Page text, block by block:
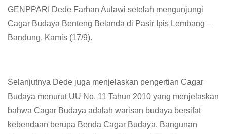
GENPPARI Dede Farhan Aulawi setelah mengunjungi
Cagar Budaya Benteng Belanda di Pasir Ipis Lembang –
Bandung, Kamis (17/9).
Selanjutnya Dede juga menjelaskan pengertian Cagar
Budaya menurut UU No. 11 Tahun 2010 yang menjelaskan
bahwa Cagar Budaya adalah warisan budaya bersifat
kebendaan berupa Benda Cagar Budaya, Bangunan